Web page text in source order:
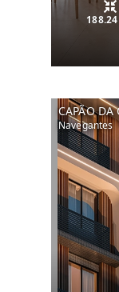
CAPÃO DA
Navegantes